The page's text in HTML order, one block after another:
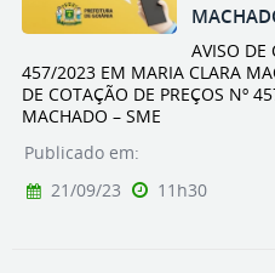
AVISO DE
457/2023 EM MARIA CLARA
DE COTAÇÃO DE PREÇOS Nº
MACHADO – SME
Publicado em:
21/09/23
11h30